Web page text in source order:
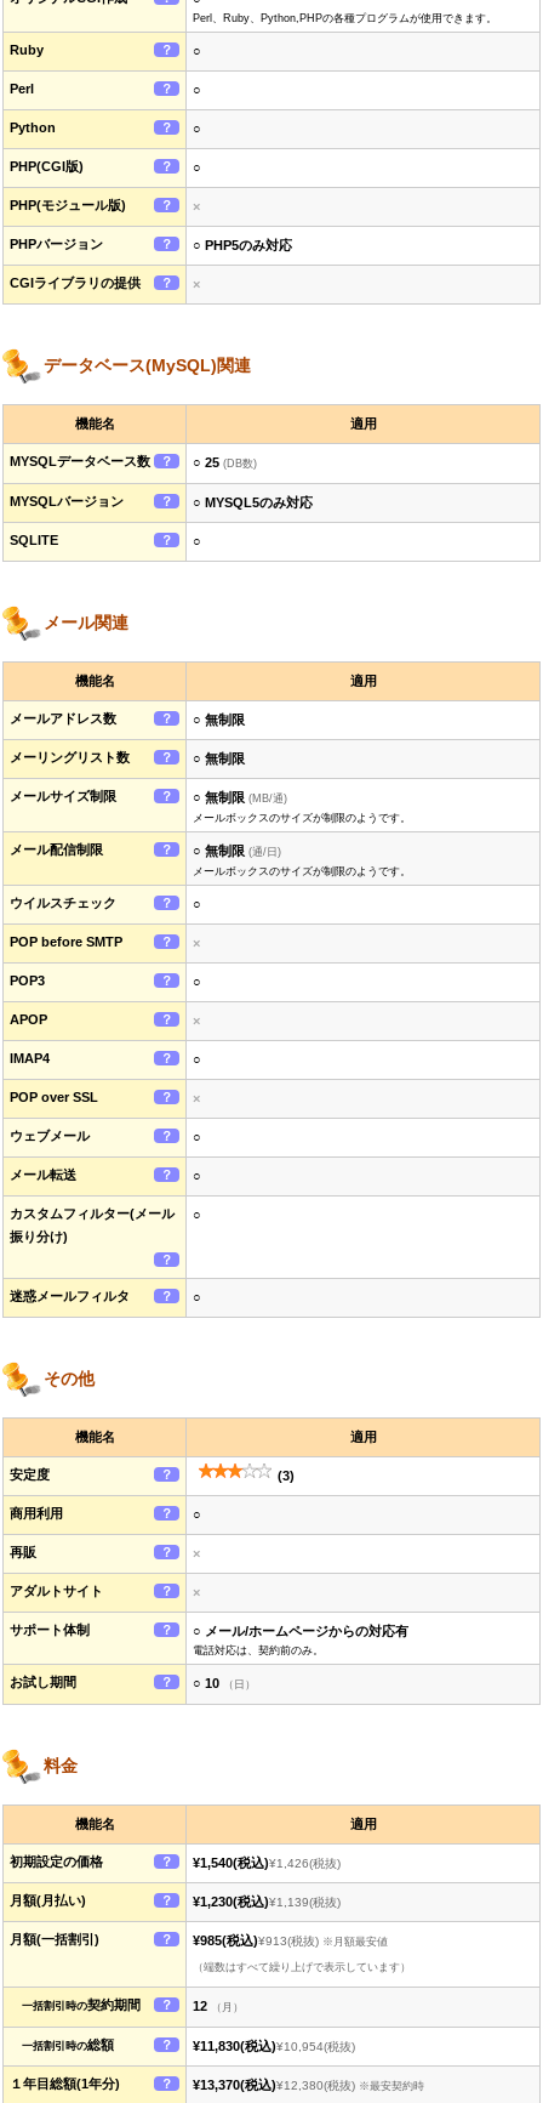
Perl、Ruby、Python,PHPの各種プログラムが使用できます。
Ruby ？ ○
Perl ？ ○
Python ？ ○
PHP(CGI版) ？ ○
PHP(モジュール版) ？ ×
PHPバージョン ？ ○ PHP5のみ対応
CGIライブラリの提供 ？ ×
データベース(MySQL)関連
機能名 適用
MYSQLデータベース数 ？ ○ 25 (DB数)
MYSQLバージョン ？ ○ MYSQL5のみ対応
SQLITE ？ ○
メール関連
機能名 適用
メールアドレス数 ？ ○ 無制限
メーリングリスト数 ？ ○ 無制限
メールサイズ制限 ？ ○ 無制限 (MB/通)
メールボックスのサイズが制限のようです。
メール配信制限 ？ ○ 無制限 (通/日)
メールボックスのサイズが制限のようです。
ウイルスチェック ？ ○
POP before SMTP ？ ×
POP3 ？ ○
APOP ？ ×
IMAP4 ？ ○
POP over SSL ？ ×
ウェブメール ？ ○
メール転送 ？ ○
カスタムフィルター(メール
振り分け)
？
○
迷惑メールフィルタ ？ ○
その他
機能名 適用
安定度 ？ (3)
商用利用 ？ ○
再販 ？ ×
アダルトサイト ？ ×
サポート体制 ？ ○ メール/ホームページからの対応有
電話対応は、契約前のみ。
お試し期間 ？ ○ 10 （日）
料金
機能名 適用
初期設定の価格 ？ ¥1,540(税込)¥1,426(税抜)
月額(月払い) ？ ¥1,230(税込)¥1,139(税抜)
月額(一括割引) ？ ¥985(税込)¥913(税抜) ※月額最安値
（端数はすべて繰り上げで表示しています）
一括割引時の契約期間 ？ 12 （月）
一括割引時の総額 ？ ¥11,830(税込)¥10,954(税抜)
１年目総額(1年分) ？ ¥13,370(税込)¥12,380(税抜) ※最安契約時